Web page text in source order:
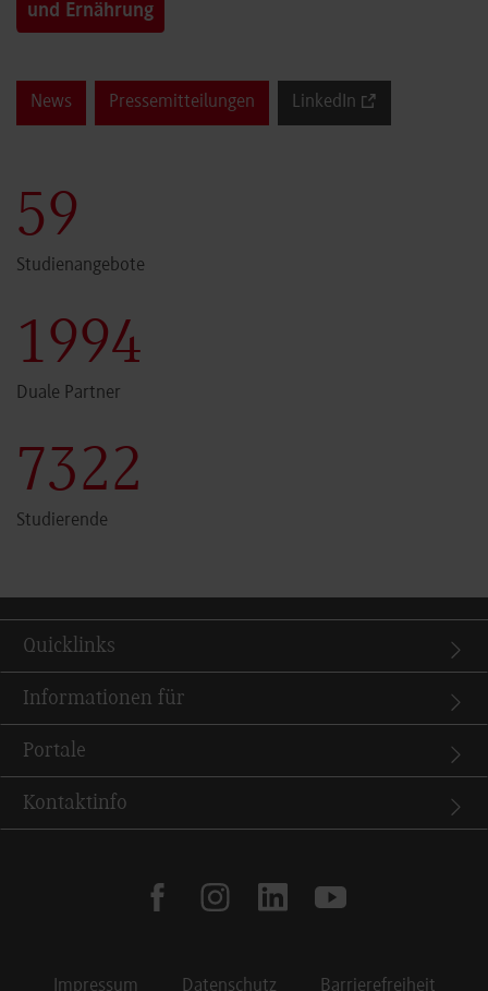
und Ernährung
News Pressemitteilungen LinkedIn
60
Studienangebote
2000
Duale Partner
7341
Studierende
Quicklinks
Informationen für
Portale
Kontaktinfo
facebookinstagramlinkedin youtube